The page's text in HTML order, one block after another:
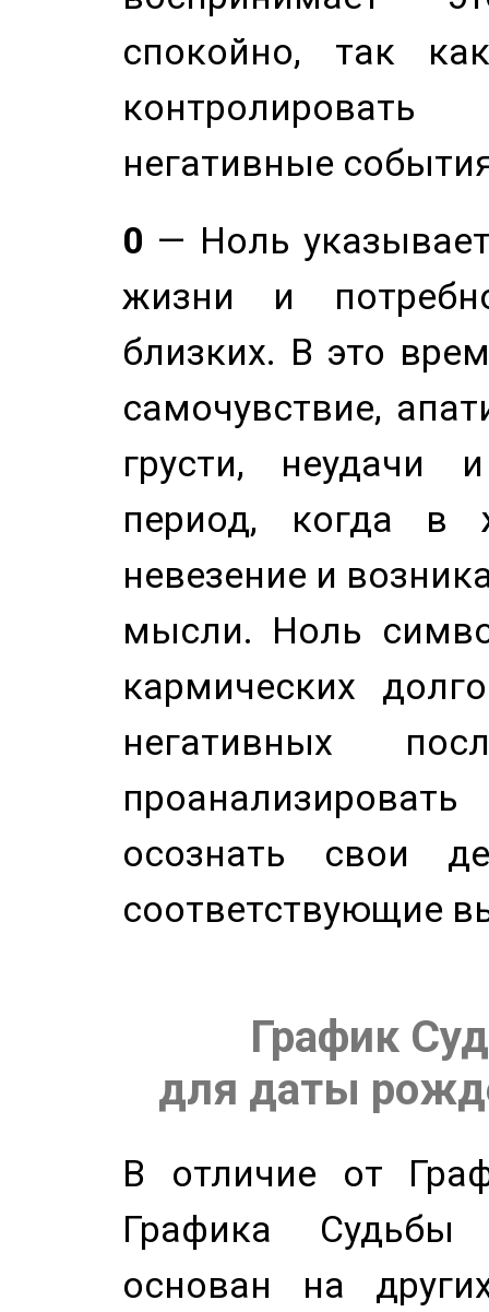
спокойно, так
негативные
0 — Ноль
жизни и
близких. В это
самочувствие,
грусти, неудачи
период, когда в
невезение и
мысли. Ноль
кармических
негативных
осознать свои
соответствующие
График
для даты
В отличие от
Графика
основан на